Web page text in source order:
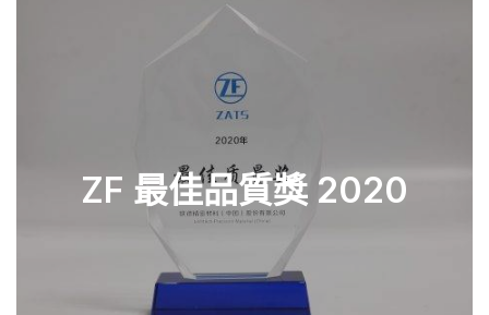
ZF 最佳品質獎 2020
查看零件